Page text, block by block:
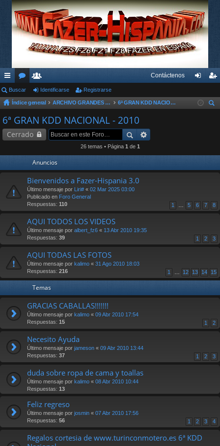
nl
ac
es
rá
or
os
su
ari
os
Contáctenos
nti ist
Buscar Identificarse Registrarse
Índice general ARCHIVO GRANDES KDD´s Y OTROS EVENTOS
6ª GRAN KDD NACIONAL - 2010
6ª GRAN KDD NACIONAL - 2010
Cerrado
26 temas • Página 1 de 1
Anuncios
Bienvenidos a Fazer-Hispania 3.0
Último mensaje por Liri# « 02 Mar 2025 03:00
Publicado en Foro General
Respuestas: 110 1 5 6 7 8
AQUI TODOS LOS VIDEOS
Último mensaje por albert_fz6 « 13 Abr 2010 19:35
Respuestas: 39 1 2 3
AQUI TODAS LAS FOTOS
Último mensaje por kalimo « 31 Ago 2010 18:03
Respuestas: 216 1 12 13 14 15
Temas
GRACIAS CABALLAS!!!!!!!
Último mensaje por kalimo « 09 Abr 2010 17:54
Respuestas: 15 1 2
Necesito Ayuda
Último mensaje por jameson « 09 Abr 2010 13:44
Respuestas: 37 1 2 3
duda sobre ropa de cama y toallas
Último mensaje por kalimo « 08 Abr 2010 10:44
Respuestas: 13
Feliz regreso
Último mensaje por josmin « 07 Abr 2010 17:56
Respuestas: 56 1 2 3 4
Regalos cortesia de www.turinconmotero.es 6ª KDD